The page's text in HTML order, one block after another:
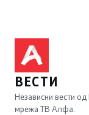
ВЕСТИ
Независни вести
мрежа ТВ Алфа.